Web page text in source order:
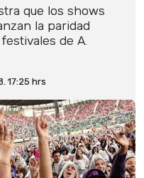
que los shows
la paridad
de A.
17:25 hrs